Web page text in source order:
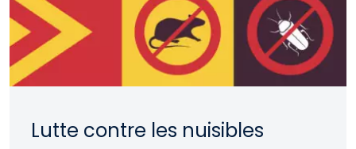
Lutte contre les nuisibles